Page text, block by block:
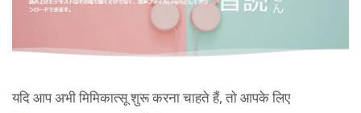
यदि आप अभी मिमिकात्सू शुरू करना चाहते हैं, तो आपके लिए